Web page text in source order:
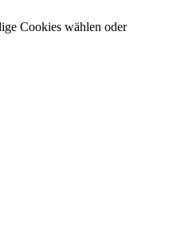
Cookies wählen oder